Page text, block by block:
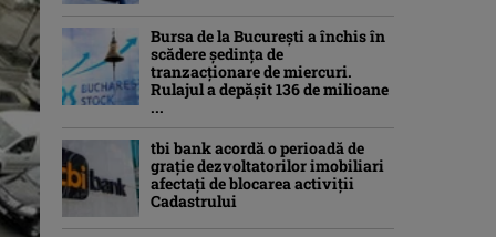
Bursa de la București a închis în
scădere ședința de
tranzacționare de miercuri.
Rulajul a depășit 136 de milioane
...
tbi bank acordă o perioadă de
grație dezvoltatorilor imobiliari
afectați de blocarea activiții
Cadastrului